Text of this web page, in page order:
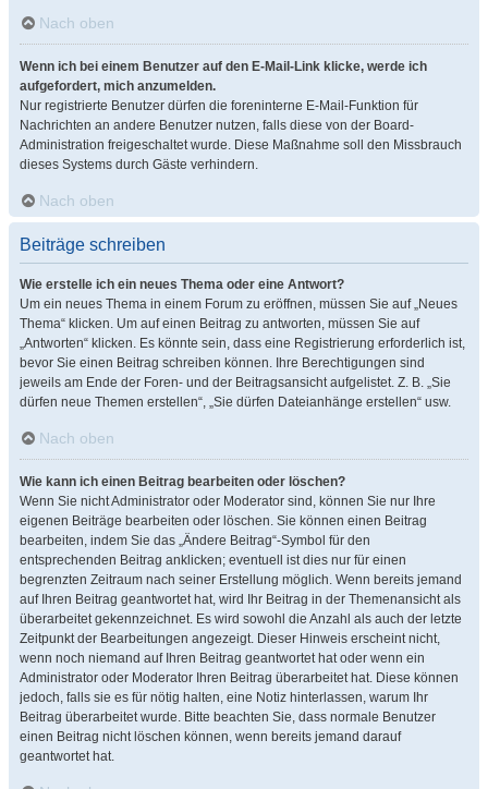
Nach oben
Wenn ich bei einem Benutzer auf den E-Mail-Link klicke, werde ich
aufgefordert, mich anzumelden.
Nur registrierte Benutzer dürfen die foreninterne E-Mail-Funktion für
Nachrichten an andere Benutzer nutzen, falls diese von der Board-
Administration freigeschaltet wurde. Diese Maßnahme soll den Missbrauch
dieses Systems durch Gäste verhindern.
Nach oben
Beiträge schreiben
Wie erstelle ich ein neues Thema oder eine Antwort?
Um ein neues Thema in einem Forum zu eröffnen, müssen Sie auf „Neues
Thema“ klicken. Um auf einen Beitrag zu antworten, müssen Sie auf
„Antworten“ klicken. Es könnte sein, dass eine Registrierung erforderlich ist,
bevor Sie einen Beitrag schreiben können. Ihre Berechtigungen sind
jeweils am Ende der Foren- und der Beitragsansicht aufgelistet. Z. B. „Sie
dürfen neue Themen erstellen“, „Sie dürfen Dateianhänge erstellen“ usw.
Nach oben
Wie kann ich einen Beitrag bearbeiten oder löschen?
Wenn Sie nicht Administrator oder Moderator sind, können Sie nur Ihre
eigenen Beiträge bearbeiten oder löschen. Sie können einen Beitrag
bearbeiten, indem Sie das „Ändere Beitrag“-Symbol für den
entsprechenden Beitrag anklicken; eventuell ist dies nur für einen
begrenzten Zeitraum nach seiner Erstellung möglich. Wenn bereits jemand
auf Ihren Beitrag geantwortet hat, wird Ihr Beitrag in der Themenansicht als
überarbeitet gekennzeichnet. Es wird sowohl die Anzahl als auch der letzte
Zeitpunkt der Bearbeitungen angezeigt. Dieser Hinweis erscheint nicht,
wenn noch niemand auf Ihren Beitrag geantwortet hat oder wenn ein
Administrator oder Moderator Ihren Beitrag überarbeitet hat. Diese können
jedoch, falls sie es für nötig halten, eine Notiz hinterlassen, warum Ihr
Beitrag überarbeitet wurde. Bitte beachten Sie, dass normale Benutzer
einen Beitrag nicht löschen können, wenn bereits jemand darauf
geantwortet hat.